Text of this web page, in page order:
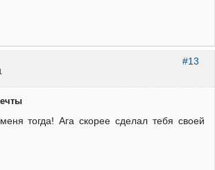
#13
тогда! Ага скорее сделал тебя своей